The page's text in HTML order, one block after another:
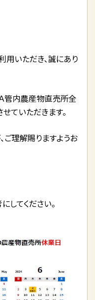
用いただき、誠にあり
管内農産物直売所全
ていただきます。
ご理解賜りますようお
てください。